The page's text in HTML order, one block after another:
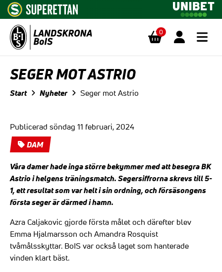
0
SEGER MOT ASTRIO
Start Nyheter Seger mot Astrio
Publicerad söndag 11 februari, 2024
DAM
Våra damer hade inga större bekymmer med att besegra BK
Astrio i helgens träningsmatch. Segersiffrorna skrevs till 5-
1, ett resultat som var helt i sin ordning, och försäsongens
första seger är därmed i hamn.
Azra Caljakovic gjorde första målet och därefter blev
Emma Hjalmarsson och Amandra Rosquist
tvåmålsskyttar. BoIS var också laget som hanterade
vinden klart bäst.